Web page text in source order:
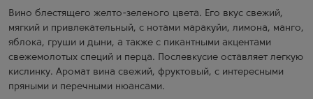
Вино блестящего желто-зеленого цвета. Его вкус свежий,
мягкий и привлекательный, с нотами маракуйи, лимона, манго,
яблока, груши и дыни, а также с пикантными акцентами
свежемолотых специй и перца. Послевкусие оставляет легкую
кислинку. Аромат вина свежий, фруктовый, с интересными
пряными и перечными нюансами.